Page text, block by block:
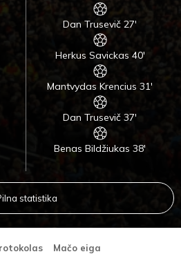
Dan Trusevič 27'
Herkus Savickas 40'
Mantvydas Krencius 31'
Dan Trusevič 37'
Benas Bildžiukas 38'
statistika
Mačo eiga